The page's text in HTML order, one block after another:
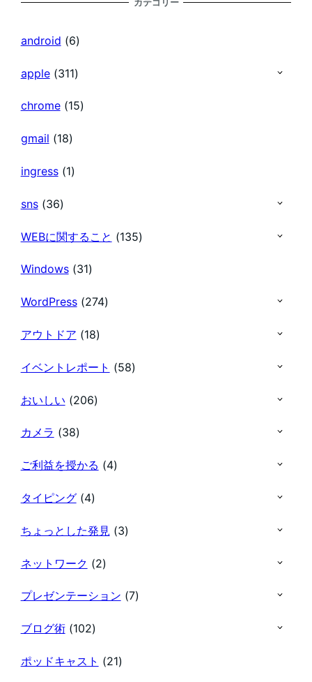
の
ペ
ー
ジ
り
カテゴリー
android (6)
apple(311)
chrome(15)
gmail (18)
ingress(1)
sns(36)
WEBに関すること (135)
Windows(31)
WordPress(274)
アウトドア (18)
イベントレポート (58)
おいしい (206)
カメラ (38)
ご利益を授かる (4)
タイピング(4)
ちょっとした発見 (3)
ネットワーク (2)
プレゼンテーション (7)
ブログ術(102)
ポッドキャスト (21)